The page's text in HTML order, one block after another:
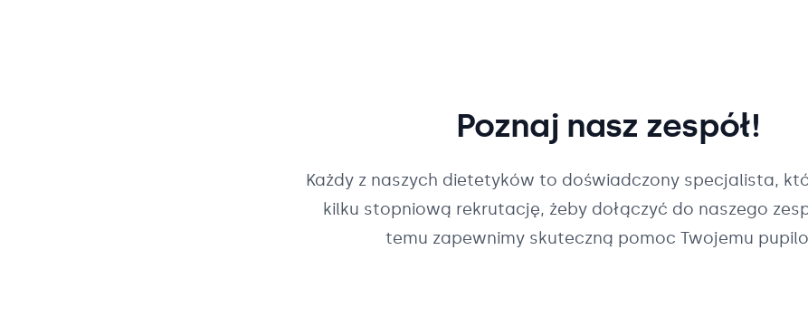
Poznaj nasz zespół!
Każdy z naszych dietetyków to doświadczony specjalista,
kilku stopniową rekrutację, żeby dołączyć do naszego
temu zapewnimy skuteczną pomoc Twojemu